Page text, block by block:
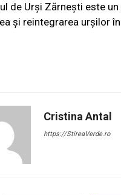
de Urși Zărnești este
și reintegrarea urșilor
Cristina Antal
https://StireaVerde.ro